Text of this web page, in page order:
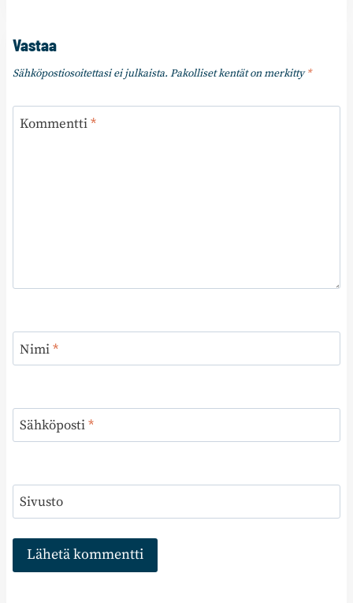
Vastaa
Sähköpostiosoitettasi ei julkaista. Pakolliset kentät on merkitty*
Kommentti*
Nimi*
Sähköposti*
Sivusto